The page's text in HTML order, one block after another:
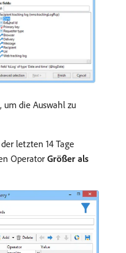
, um die Auswahl zu
letzten 14 Tage
Operator Größer als